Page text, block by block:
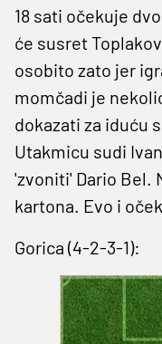
18 sati očekuje
će susret
osobito zato jer
momčadi je
dokazati za iduću
Utakmicu sudi
'zvoniti' Dario Bel.
kartona. Evo i
Gorica (4-2-3-1):